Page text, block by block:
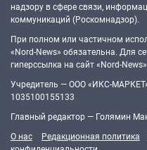
надзору в сфере связи,
коммуникаций (Роскомнадзор).
При полном или частичном
«Nord-News» обязательна. Для
гиперссылка на сайт «Nord-
Учредитель — ООО «ИКС-
1035100155133
Главный редактор — Голямин
О нас
Редакционная политика